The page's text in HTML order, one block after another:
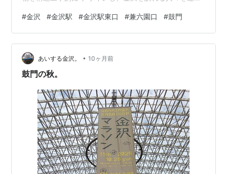
度な技を受け継ぐ 職人のまちとも言われ、この門が「伝
統と創造の まち金沢」のシンボルのひとつとなることを
願っています〉 改めて、鼓門はすごいです。
#金沢 #金沢駅 #金沢駅東口 #兼六園口 #鼓門
あいする金沢。 • 10ヶ月前
鼓門の秋。